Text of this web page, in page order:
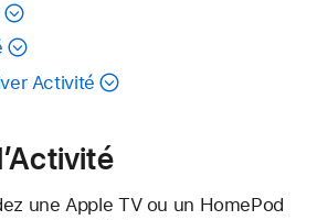
Activité
une Apple TV ou un HomePod